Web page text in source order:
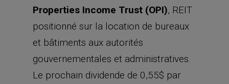
Properties Income Trust (OPI), REIT
positionné sur la location de bureaux
et bâtiments aux autorités
gouvernementales et administratives.
Le prochain dividende de 0,55$ par